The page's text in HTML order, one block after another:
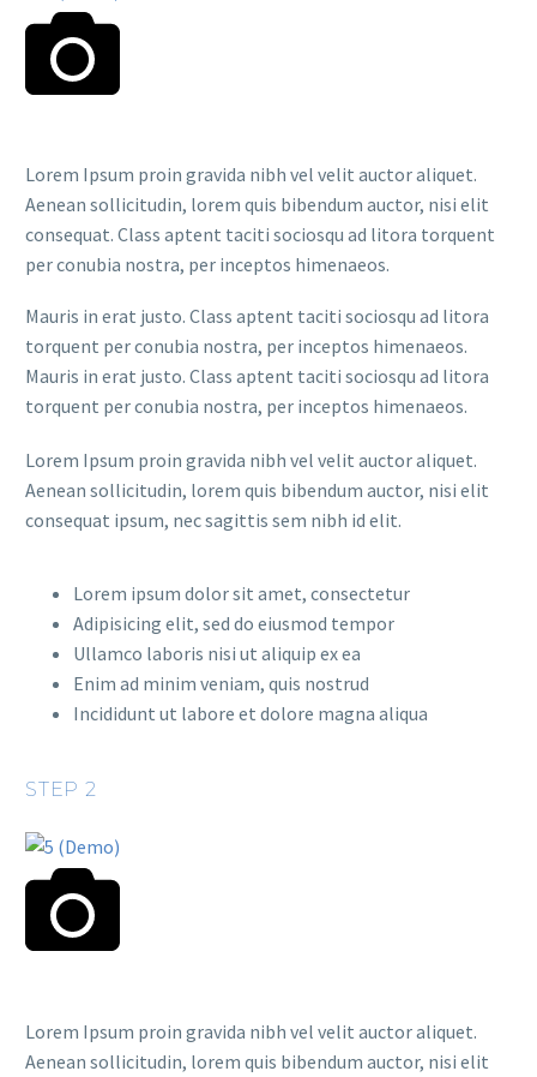
Lorem Ipsum proin gravida nibh vel velit auctor aliquet.
Aenean sollicitudin, lorem quis bibendum auctor, nisi elit
consequat. Class aptent taciti sociosqu ad litora torquent
per conubia nostra, per inceptos himenaeos.
Mauris in erat justo. Class aptent taciti sociosqu ad litora
torquent per conubia nostra, per inceptos himenaeos.
Mauris in erat justo. Class aptent taciti sociosqu ad litora
torquent per conubia nostra, per inceptos himenaeos.
Lorem Ipsum proin gravida nibh vel velit auctor aliquet.
Aenean sollicitudin, lorem quis bibendum auctor, nisi elit
consequat ipsum, nec sagittis sem nibh id elit.
Lorem ipsum dolor sit amet, consectetur
Adipisicing elit, sed do eiusmod tempor
Ullamco laboris nisi ut aliquip ex ea
Enim ad minim veniam, quis nostrud
Incididunt ut labore et dolore magna aliqua
STEP 2
Lorem Ipsum proin gravida nibh vel velit auctor aliquet.
Aenean sollicitudin, lorem quis bibendum auctor, nisi elit